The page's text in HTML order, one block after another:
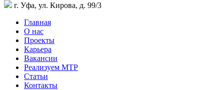
г. Уфа, ул. Кирова, д. 99/3
Главная
О нас
Проекты
Карьера
Вакансии
Реализуем МТР
Статьи
Контакты